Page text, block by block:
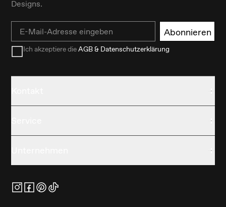
Designs.
Email Abonnieren
Ich akzeptiere dieAGB & Datenschutzerklärung